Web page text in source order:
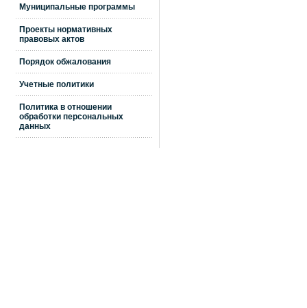
Муниципальные программы
Проекты нормативных
правовых актов
Порядок обжалования
Учетные политики
Политика в отношении
обработки персональных
данных